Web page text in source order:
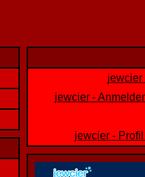
jewcier
jewcier -
jewcier -